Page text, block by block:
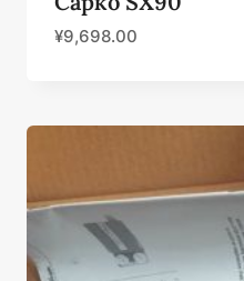
¥9,698.00